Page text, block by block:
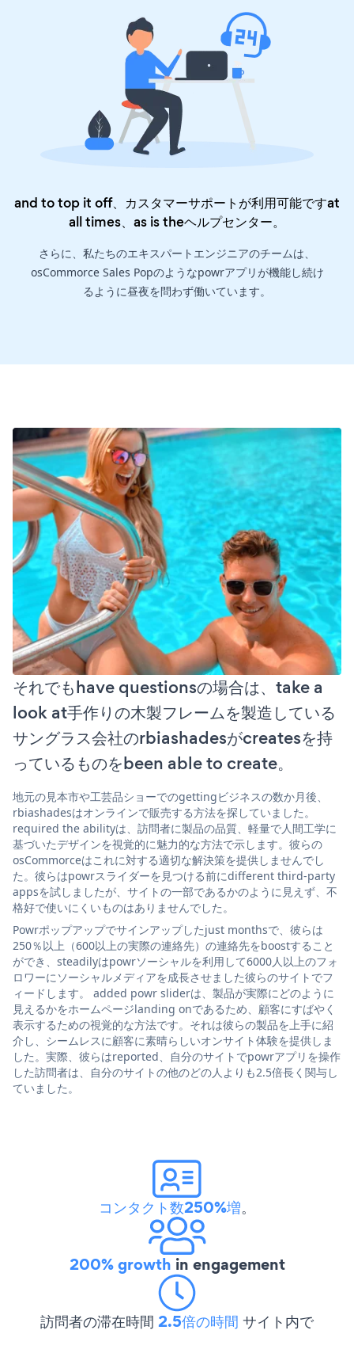
and to top it off、カスタマーサポートが利用可能ですat
all times、as is theヘルプセンター。
さらに、私たちのエキスパートエンジニアのチームは、
osCommorce Sales Popのようなpowrアプリが機能し続け
るように昼夜を問わず働いています。
それでもhave questionsの場合は、take a
look at手作りの木製フレームを製造している
サングラス会社のrbiashadesがcreatesを持
っているものをbeen able to create。
地元の見本市や工芸品ショーでのgettingビジネスの数か月後、
rbiashadesはオンラインで販売する方法を探していました。
required the abilityは、訪問者に製品の品質、軽量で人間工学に
基づいたデザインを視覚的に魅力的な方法で示します。彼らの
osCommorceはこれに対する適切な解決策を提供しませんでし
た。彼らはpowrスライダーを見つける前にdifferent third-party
appsを試しましたが、サイトの一部であるかのように見えず、不
格好で使いにくいものはありませんでした。
Powrポップアップでサインアップしたjust monthsで、彼らは
250％以上（600以上の実際の連絡先）の連絡先をboostすること
ができ、steadilyはpowrソーシャルを利用して6000人以上のフォ
ロワーにソーシャルメディアを成長させました彼らのサイトでフ
ィードします。 added powr sliderは、製品が実際にどのように
見えるかをホームページlanding onであるため、顧客にすばやく
表示するための視覚的な方法です。それは彼らの製品を上手に紹
介し、シームレスに顧客に素晴らしいオンサイト体験を提供しま
した。実際、彼らはreported、自分のサイトでpowrアプリを操作
した訪問者は、自分のサイトの他のどの人よりも2.5倍長く関与し
ていました。
コンタクト数250%増。
200% growth in engagement
訪問者の滞在時間 2.5倍の時間 サイト内で